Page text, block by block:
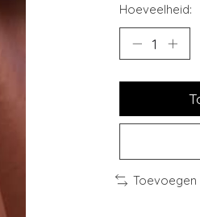
Hoeveelheid: